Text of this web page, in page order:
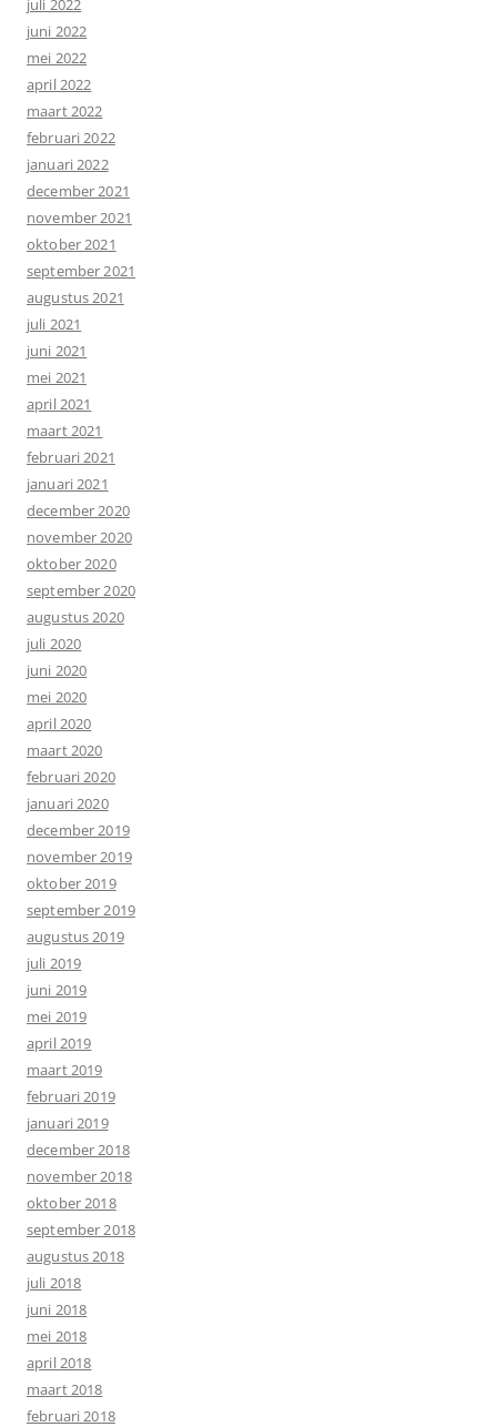
juni 2022
mei 2022
april 2022
maart 2022
februari 2022
januari 2022
december 2021
november 2021
oktober 2021
september 2021
augustus 2021
juli 2021
juni 2021
mei 2021
april 2021
maart 2021
februari 2021
januari 2021
december 2020
november 2020
oktober 2020
september 2020
augustus 2020
juli 2020
juni 2020
mei 2020
april 2020
maart 2020
februari 2020
januari 2020
december 2019
november 2019
oktober 2019
september 2019
augustus 2019
juli 2019
juni 2019
mei 2019
april 2019
maart 2019
februari 2019
januari 2019
december 2018
november 2018
oktober 2018
september 2018
augustus 2018
juli 2018
juni 2018
mei 2018
april 2018
maart 2018
februari 2018